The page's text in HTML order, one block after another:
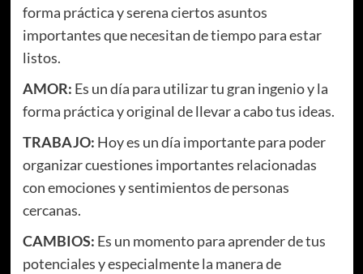
forma práctica y serena ciertos asuntos
importantes que necesitan de tiempo para estar
listos.
AMOR: Es un día para utilizar tu gran ingenio y la
forma práctica y original de llevar a cabo tus ideas.
TRABAJO: Hoy es un día importante para poder
organizar cuestiones importantes relacionadas
con emociones y sentimientos de personas
cercanas.
CAMBIOS: Es un momento para aprender de tus
potenciales y especialmente la manera de